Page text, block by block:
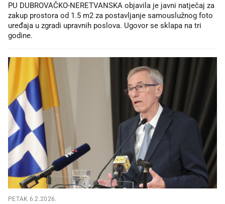
PU DUBROVAČKO-NERETVANSKA objavila je javni natječaj za
zakup prostora od 1.5 m2 za postavljanje samouslužnog foto
uređaja u zgradi upravnih poslova. Ugovor se sklapa na tri
godine.
PETAK 6.2.2026.